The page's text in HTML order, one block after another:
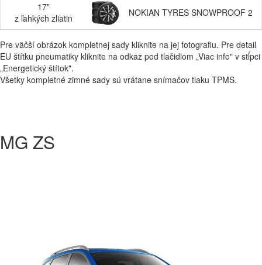
17"
z ľahkých zliatin
NOKIAN TYRES SNOWPROOF 2
Pre väčší obrázok kompletnej sady kliknite na jej fotografiu. Pre detail
EU štítku pneumatiky kliknite na odkaz pod tlačidlom „Viac info" v stĺpci
„Energetický štítok".
Všetky kompletné zimné sady sú vrátane snímačov tlaku TPMS.
MG ZS